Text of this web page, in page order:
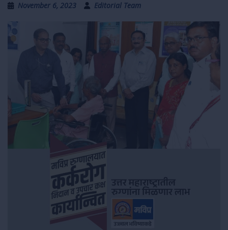
November 6, 2023 Editorial Team